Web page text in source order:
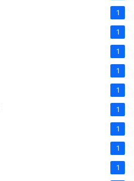
1
1
1
1
1
1
1
1
1